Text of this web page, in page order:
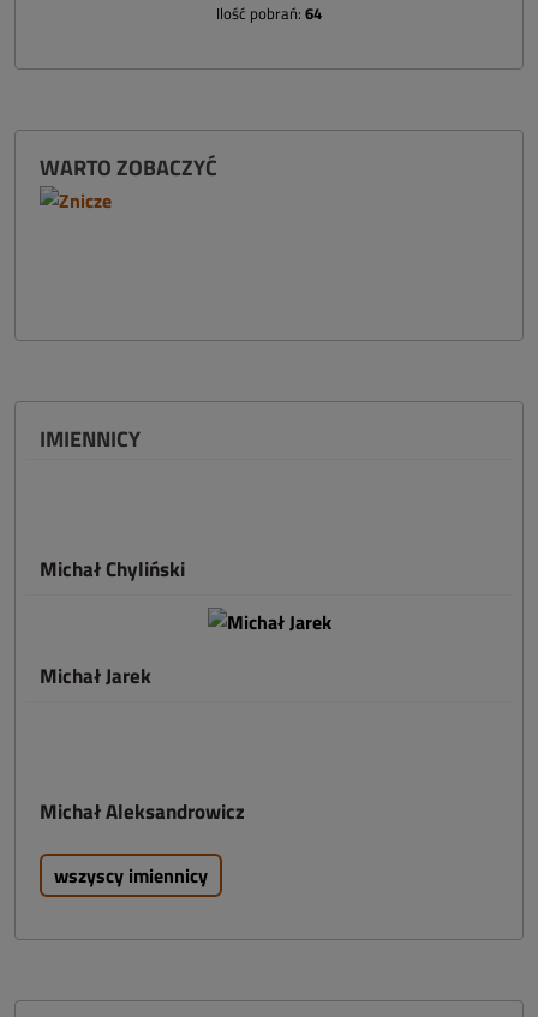
Ilość pobrań: 64
WARTO ZOBACZYĆ
IMIENNICY
Michał Chyliński
Michał Jarek
Michał Aleksandrowicz
wszyscy imiennicy